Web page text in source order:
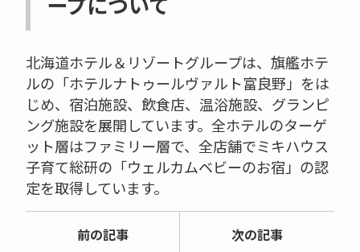
北海道ホテル＆リゾートグループは、旗艦ホテ
ルの「ホテルナトゥールヴァルト富良野」をは
じめ、宿泊施設、飲食店、温浴施設、グランピ
ング施設を展開しています。全ホテルのターゲ
ット層はファミリー層で、全店舗でミキハウス
子育て総研の「ウェルカムベビーのお宿」の認
定を取得しています。
前の記事
次の記事